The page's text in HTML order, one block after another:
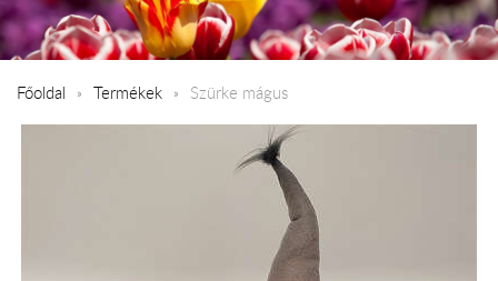
Főoldal Termékek Szürke mágus